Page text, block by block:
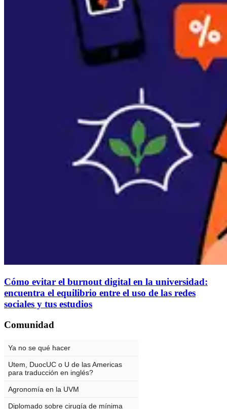
Cómo evitar el burnout digital en la universidad:
encuentra el equilibrio entre el uso de las redes
sociales y tus estudios
Comunidad